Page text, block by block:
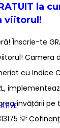
la
viitorul!
Înscrie-te
Camera
cu Indice
învățării pe
💡